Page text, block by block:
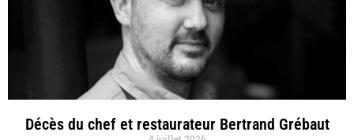
Décès du chef et restaurateur Bertrand Grébaut